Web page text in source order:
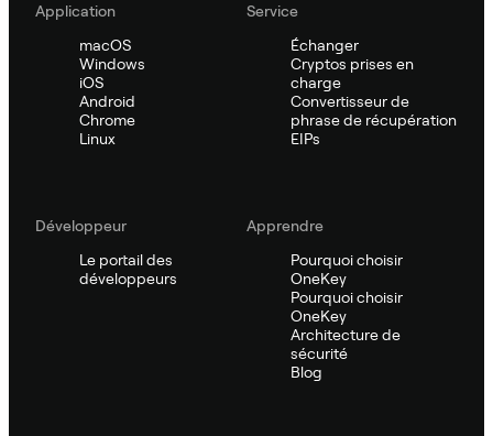
Application
macOS
Windows
iOS
Android
Chrome
Linux
Service
Échanger
Cryptos prises en
charge
Convertisseur de
phrase de récupération
EIPs
Développeur
Le portail des
développeurs
Apprendre
Pourquoi choisir
OneKey
Pourquoi choisir
OneKey
Architecture de
sécurité
Blog